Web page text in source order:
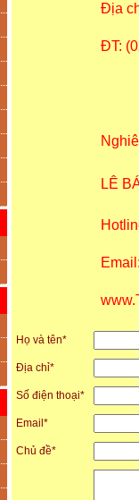
Địa
ĐT:
LÊ
Họ và tên*
Địa chỉ*
Số điện thoại*
Email *
Chủ đề*